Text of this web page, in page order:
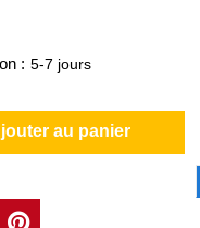
: 5-7 jours
au panier